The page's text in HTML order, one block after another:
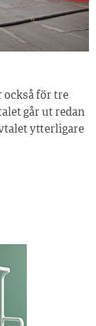
också för tre
går ut redan
ytterligare